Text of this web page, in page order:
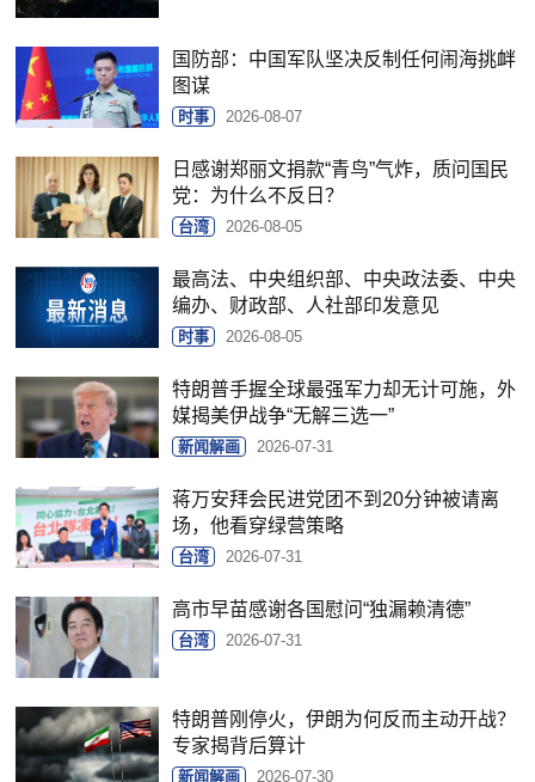
国防部：中国军队坚决反制任何闹海挑衅
图谋
时事 2026-08-07
日感谢郑丽文捐款“青鸟”气炸，质问国民
党：为什么不反日？
台湾 2026-08-05
最高法、中央组织部、中央政法委、中央
编办、财政部、人社部印发意见
时事 2026-08-05
特朗普手握全球最强军力却无计可施，外
媒揭美伊战争“无解三选一”
新闻解画 2026-07-31
蒋万安拜会民进党团不到20分钟被请离
场，他看穿绿营策略
台湾 2026-07-31
高市早苗感谢各国慰问“独漏赖清德”
台湾 2026-07-31
特朗普刚停火，伊朗为何反而主动开战？
专家揭背后算计
新闻解画 2026-07-30